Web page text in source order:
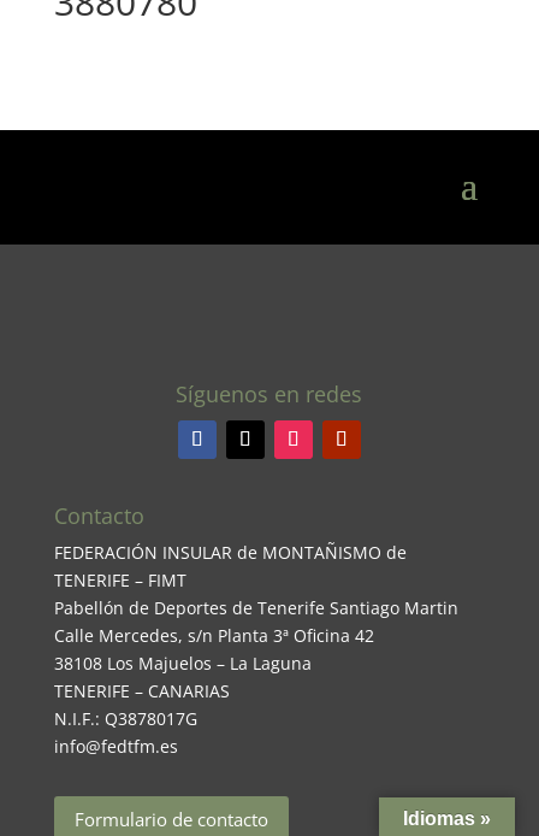
Síguenos en redes
Contacto
FEDERACIÓN INSULAR de MONTAÑISMO de
TENERIFE – FIMT
Pabellón de Deportes de Tenerife Santiago Martin
Calle Mercedes, s/n Planta 3ª Oficina 42
38108 Los Majuelos – La Laguna
TENERIFE – CANARIAS
N.I.F.: Q3878017G
info@fedtfm.es
Formulario de contacto Idiomas »